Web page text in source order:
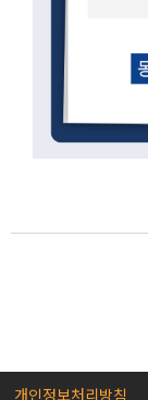
개인정보처리방침